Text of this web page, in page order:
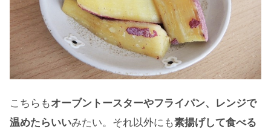
こちらもオーブントースターやフライパン、レンジで
温めたらいいみたい。それ以外にも素揚げして食べる